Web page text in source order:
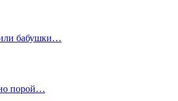
или бабушки…
но порой…